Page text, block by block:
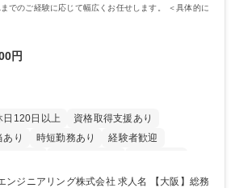
でのご経験に応じて幅広くお任せします。 ＜具体的に
円
日120日以上
資格取得支援あり
あり 時短勤務あり
経験者歓迎
服装自由 寮・社宅あり 食事補助あり
ング株式会社 求人名 【大阪】総務